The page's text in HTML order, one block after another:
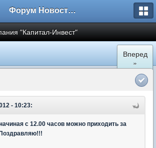
Форум Новостройки
"Капитал-Инвест"
Вперед
»
- 10:23:
с 12.00 часов можно приходить за